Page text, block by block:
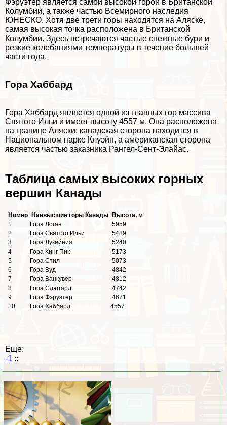
Фэруэтер является самой высокой горой в Британской
Колумбии, а также частью Всемирного наследия
ЮНЕСКО. Хотя две трети горы находятся на Аляске,
самая высокая точка расположена в Британской
Колумбии. Здесь встречаются частые снежные бури и
резкие колебаниями температуры в течение большей
части года.
Гора Хаббард
Гора Хаббард является одной из главных гор массива
Святого Ильи и имеет высоту 4557 м. Она расположена
на границе Аляски; канадская сторона находится в
Национальном парке Клуэйн, а американская сторона
является частью заказника Рангел-Сент-Элайас.
Таблица самых высоких горных
вершин Канады
Номер Наивысшие горы Канады
Высота, м
1
Гора Логан
5959
2
Гора Святого Ильи
5489
3
Гора Лукейния
5240
4
Гора Кинг Пик
5173
5
Гора Стил
5073
6
Гора Вуд
4842
7
Гора Ванкувер
4812
8
Гора Слаггард
4742
9
Гора Фэруэтер
4671
10
Гора Хаббард 4557
Еще:
-1 ::